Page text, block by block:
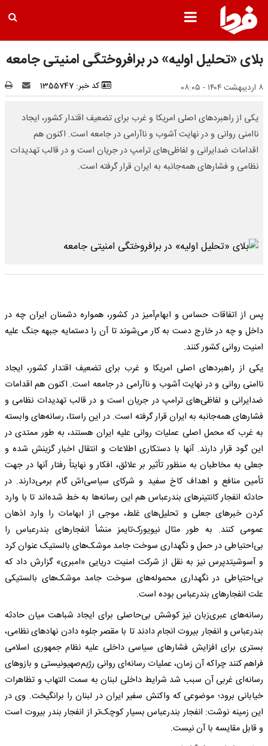
بلای «تحلیل اولیه» در برافروختگی امنیتی جامعه
۸ اردیبهشت ۱۴۰۴ - ۰۸:۰۵ کد خبر: 1355747
یکی از راهبرد‌های اصلی امریکا و غرب برای تضعیف اقتدار کشور، ایجاد
ناامنی روانی و در نهایت آشوب و ناآرامی در جامعه است. اکنون هم
اقدامات ضدایرانی و لفاظی‌های ترامپ در جریان است و در قالب تهدیدات
نظامی و فشار‌های همه‌جانبه به ایران قرار گرفته است.
پس از اتفاقات حساس و ابهام‌آمیز در کشور، همواره دشمنان ایران چه در
داخل و چه در خارج دست به کار می‌شوند تا آن را دستمایه جبهه جنگ علیه
امنیت روانی کشور کنند.
یکی از راهبرد‌های اصلی امریکا و غرب برای تضعیف اقتدار کشور، ایجاد
ناامنی روانی و در نهایت آشوب و ناآرامی در جامعه است. اکنون هم اقدامات
ضدایرانی و لفاظی‌های ترامپ در جریان است و در قالب تهدیدات نظامی و
فشار‌های همه‌جانبه به ایران قرار گرفته است. در این راستا، رسانه‌های وابسته
به غرب که محمل اصلی عملیات روانی علیه ایران هستند، به طور ممتدی در
این گود قرار دارند. آنها با دستکاری اطلاعات و انتقال اخبار گزینش شده و
جعلی به مخاطبان به منظور تأثیر بر علائق، افکار و نهایتاً رفتار آنها در جهت
تأمین منافع و اهداف کاخ سفید و شرکای سیاسی‌اش گام برمی‌دارند. در
حادثه انفجار کانتینر‌های بندرعباس هم این رسانه‌ها به خط شده‌اند تا با وارد
کردن خبر‌های جعلی و تحلیل‌های غلط، موجی از ابهامات را وارد اذهان
عمومی کنند. به طور مثال نیویورک‌تایمز منشأ انفجار‌های بندرعباس را
بی‌احتیاطی در حمل و نگهداری سوخت جامد موشک‌های بالستیک عنوان کرد
و آسوشیتدپرس نیز به نقل از شرکت امنیت دریایی «امبری» گزارش داد که
بی‌احتیاطی در نگهداری محموله‌های سوخت جامد موشک‌های بالستیکی
علت انفجار‌های بندرعباس بوده است.
رسانه‌های عبری‌زبان نیز کوشش بی‌حاصلی برای ایجاد شباهت میان حادثه
بندرعباس و انفجار بیروت انجام دادند تا با مقصر جلوه دادن نهاد‌های نظامی،
بستری برای افزایش فشار‌های سیاسی داخلی علیه نظام جمهوری اسلامی
فراهم کنند چراکه آن زمان، عملیات رسانه‌ای روانی رژیم‌صهیونیستی و بازو‌های
رسانه‌ای غربی آن سبب شد شرایط داخلی لبنان به سمت التهاب و تظاهرات
خیابانی برود؛ موضوعی که واکنش سفیر ایران در لبنان را برانگیخت. وی در
این زمینه نوشت: انفجار بندرعباس بسیار کوچک‌تر از انفجار بندر بیروت است
و قابل مقایسه با آن نیست.